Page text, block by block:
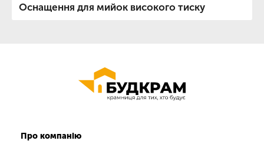
Оснащення для мийок високого тиску
Про компанію